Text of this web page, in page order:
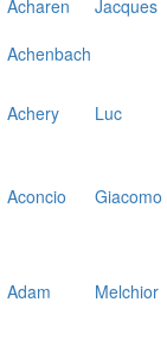
Acharen
Jacques
Achenbach
Achery
Luc
Aconcio Giacomo
Adam Melchior